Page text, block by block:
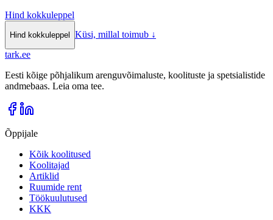
Hind kokkuleppel
Hind kokkuleppel Küsi, millal toimub ↓
tark.ee
Eesti kõige põhjalikum arenguvõimaluste, koolituste ja spetsialistide
andmebaas. Leia oma tee.
Õppijale
Kõik koolitused
Koolitajad
Artiklid
Ruumide rent
Töökuulutused
KKK